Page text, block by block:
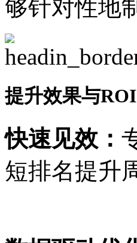
够针对性地
提升效果与
快速见效：
短排名提升